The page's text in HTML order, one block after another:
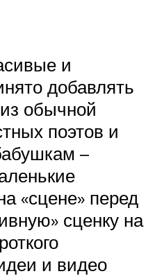
и
добавлять
обычной
поэтов и
–
«сцене» перед
сценку на
и видео